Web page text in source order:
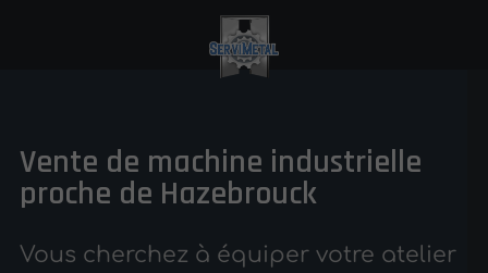
Vente de machine industrielle
proche de Hazebrouck
Vous cherchez à équiper votre atelier